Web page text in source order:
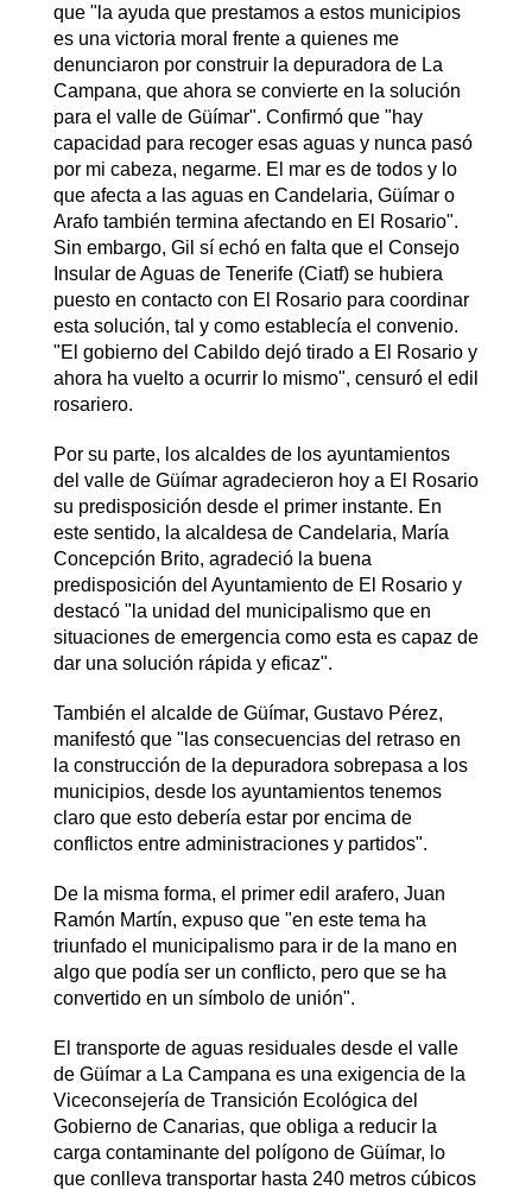
que "la ayuda que prestamos a estos municipios
es una victoria moral frente a quienes me
denunciaron por construir la depuradora de La
Campana, que ahora se convierte en la solución
para el valle de Güímar". Confirmó que "hay
capacidad para recoger esas aguas y nunca pasó
por mi cabeza, negarme. El mar es de todos y lo
que afecta a las aguas en Candelaria, Güímar o
Arafo también termina afectando en El Rosario".
Sin embargo, Gil sí echó en falta que el Consejo
Insular de Aguas de Tenerife (Ciatf) se hubiera
puesto en contacto con El Rosario para coordinar
esta solución, tal y como establecía el convenio.
"El gobierno del Cabildo dejó tirado a El Rosario y
ahora ha vuelto a ocurrir lo mismo", censuró el edil
rosariero.
Por su parte, los alcaldes de los ayuntamientos
del valle de Güímar agradecieron hoy a El Rosario
su predisposición desde el primer instante. En
este sentido, la alcaldesa de Candelaria, María
Concepción Brito, agradeció la buena
predisposición del Ayuntamiento de El Rosario y
destacó "la unidad del municipalismo que en
situaciones de emergencia como esta es capaz de
dar una solución rápida y eficaz".
También el alcalde de Güímar, Gustavo Pérez,
manifestó que "las consecuencias del retraso en
la construcción de la depuradora sobrepasa a los
municipios, desde los ayuntamientos tenemos
claro que esto debería estar por encima de
conflictos entre administraciones y partidos".
De la misma forma, el primer edil arafero, Juan
Ramón Martín, expuso que "en este tema ha
triunfado el municipalismo para ir de la mano en
algo que podía ser un conflicto, pero que se ha
convertido en un símbolo de unión".
El transporte de aguas residuales desde el valle
de Güímar a La Campana es una exigencia de la
Viceconsejería de Transición Ecológica del
Gobierno de Canarias, que obliga a reducir la
carga contaminante del polígono de Güímar, lo
que conlleva transportar hasta 240 metros cúbicos